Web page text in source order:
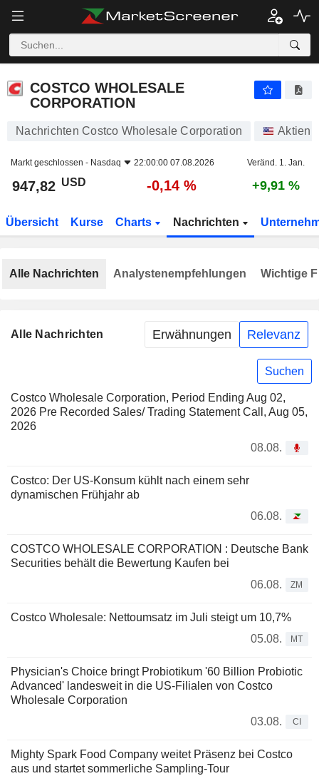
COSTCO WHOLESALE
CORPORATION
Nachrichten Costco Wholesale Corporation Aktien
Markt geschlossen - Nasdaq 22:00:00 07.08.2026 Veränd. 1. Jan.
947,82 USD -0,14 % +9,91 %
Übersicht Kurse Charts Nachrichten
Alle Nachrichten Erwähnungen Relevanz
Suchen
Costco Wholesale Corporation, Period Ending Aug 02,
2026 Pre Recorded Sales/ Trading Statement Call, Aug 05,
2026
08.08.
Costco: Der US-Konsum kühlt nach einem sehr
dynamischen Frühjahr ab
06.08.
COSTCO WHOLESALE CORPORATION : Deutsche Bank
Securities behält die Bewertung Kaufen bei
06.08.
ZM
Costco Wholesale: Nettoumsatz im Juli steigt um 10,7%
05.08.
MT
Physician's Choice bringt Probiotikum '60 Billion Probiotic
Advanced' landesweit in die US-Filialen von Costco
Wholesale Corporation
03.08.
CI
Mighty Spark Food Company weitet Präsenz bei Costco
aus und startet sommerliche Sampling-Tour
Alle Nachrichten Analystenempfehlungen Wichtige